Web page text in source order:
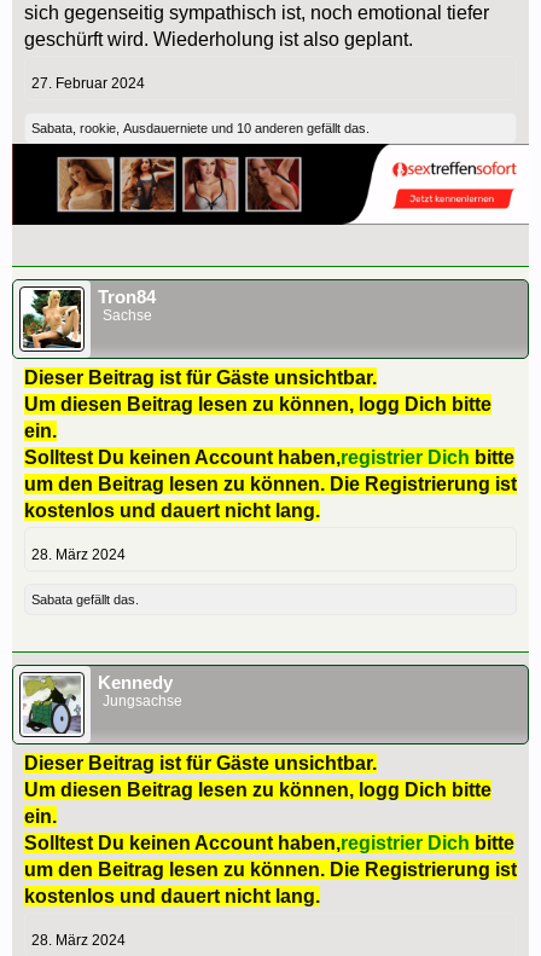
sich gegenseitig sympathisch ist, noch emotional tiefer
geschürft wird. Wiederholung ist also geplant.
27. Februar 2024
Sabata rookie Ausdauerniete und 10 anderen gefällt das.
Tron84
Sachse
Dieser Beitrag ist für Gäste unsichtbar.
Um diesen Beitrag lesen zu können, logg Dich bitte
ein.
Solltest Du keinen Account haben,registrier Dich bitte
um den Beitrag lesen zu können. Die Registrierung ist
kostenlos und dauert nicht lang.
28. März 2024
Sabata gefällt das.
Kennedy
Jungsachse
Dieser Beitrag ist für Gäste unsichtbar.
Um diesen Beitrag lesen zu können, logg Dich bitte
ein.
Solltest Du keinen Account haben,registrier Dich bitte
um den Beitrag lesen zu können. Die Registrierung ist
kostenlos und dauert nicht lang.
28. März 2024